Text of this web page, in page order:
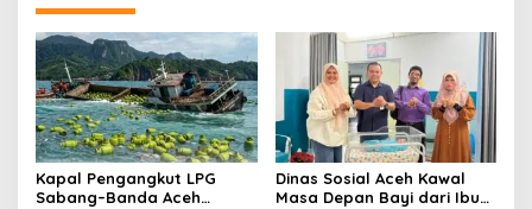
Kapal Pengangkut LPG
Sabang–Banda Aceh
Dinas Sosial Aceh Kawal
Masa Depan Bayi dari Ibu